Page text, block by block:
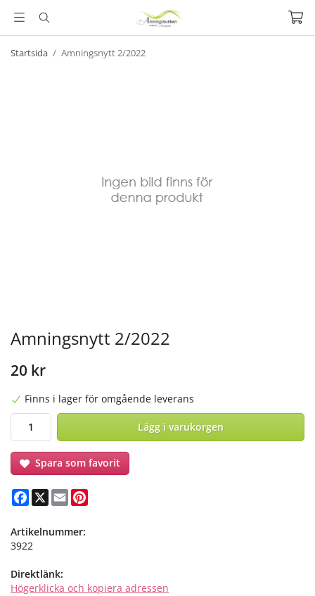
Startsida / Amningsnytt 2/2022
Amningsnytt 2/2022
20 kr
Finns i lager för omgående leverans
Lägg i varukorgen
Spara som favorit
Facebook
X Email
Artikelnummer:
3922
Direktlänk:
Högerklicka och kopiera adressen